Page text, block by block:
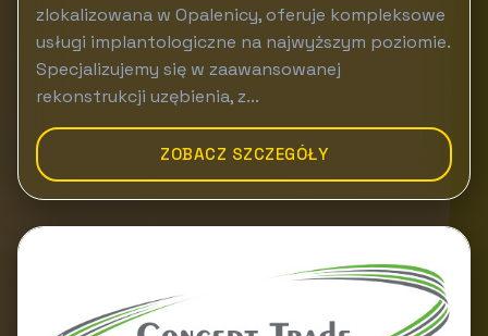
zlokalizowana w Opalenicy, oferuje kompleksowe
usługi implantologiczne na najwyższym poziomie.
Specjalizujemy się w zaawansowanej
rekonstrukcji uzębienia, z...
ZOBACZ SZCZEGÓŁY